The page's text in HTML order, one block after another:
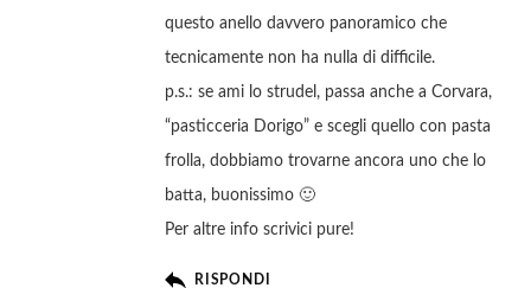
questo anello davvero panoramico che
tecnicamente non ha nulla di difficile.
p.s.: se ami lo strudel, passa anche a Corvara,
“pasticceria Dorigo” e scegli quello con pasta
frolla, dobbiamo trovarne ancora uno che lo
batta, buonissimo 🙂
Per altre info scrivici pure!
RISPONDI